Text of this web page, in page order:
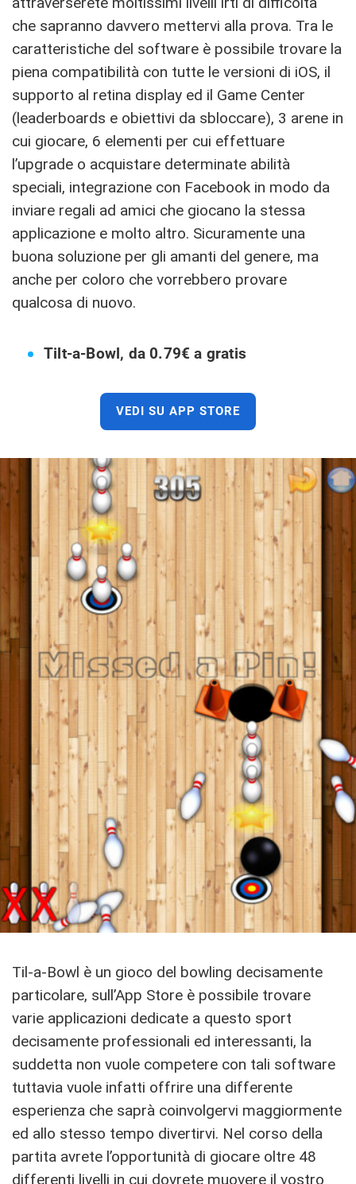
che sapranno davvero mettervi alla prova. Tra le
caratteristiche del software è possibile trovare la
piena compatibilità con tutte le versioni di iOS, il
supporto al retina display ed il Game Center
(leaderboards e obiettivi da sbloccare), 3 arene in
cui giocare, 6 elementi per cui effettuare
l’upgrade o acquistare determinate abilità
speciali, integrazione con Facebook in modo da
inviare regali ad amici che giocano la stessa
applicazione e molto altro. Sicuramente una
buona soluzione per gli amanti del genere, ma
anche per coloro che vorrebbero provare
qualcosa di nuovo.
Tilt-a-Bowl, da 0.79€ a gratis
VEDI SU APP STORE
Til-a-Bowl è un gioco del bowling decisamente
particolare, sull’App Store è possibile trovare
varie applicazioni dedicate a questo sport
decisamente professionali ed interessanti, la
suddetta non vuole competere con tali software
tuttavia vuole infatti offrire una differente
esperienza che saprà coinvolgervi maggiormente
ed allo stesso tempo divertirvi. Nel corso della
partita avrete l’opportunità di giocare oltre 48
differenti livelli in cui dovrete muovere il vostro